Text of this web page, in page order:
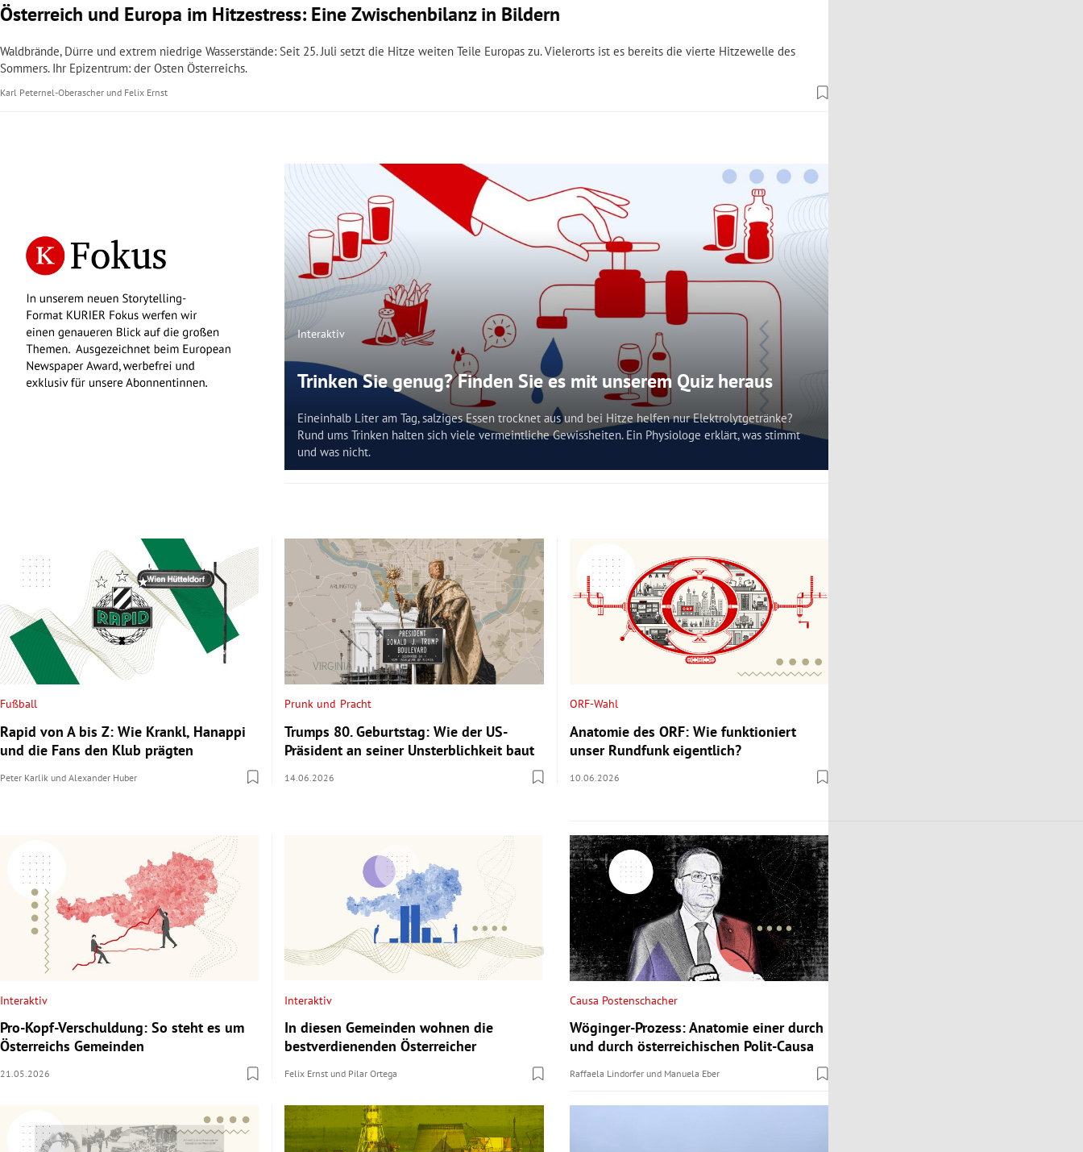
Österreich und Europa im Hitzestress: Eine Zwischenbilanz in Bildern
Waldbrände, Dürre und extrem niedrige Wasserstände: Seit 25. Juli setzt die Hitze weiten Teile Europas zu. Vielerorts ist es bereits die vierte Hitzewelle des
Sommers. Ihr Epizentrum: der Osten Österreichs.
Karl Peternel-Oberascher und Felix Ernst
Interaktiv
Trinken Sie genug? Finden Sie es mit unserem Quiz heraus
Eineinhalb Liter am Tag, salziges Essen trocknet aus und bei Hitze helfen nur Elektrolytgetränke?
Rund ums Trinken halten sich viele vermeintliche Gewissheiten. Ein Physiologe erklärt, was stimmt
und was nicht.
Fußball
Rapid von A bis Z: Wie Krankl, Hanappi
und die Fans den Klub prägten
Peter Karlik und Alexander Huber
Prunk und Pracht
Trumps 80. Geburtstag: Wie der US-
Präsident an seiner Unsterblichkeit baut
14.06.2026
ORF-Wahl
Anatomie des ORF: Wie funktioniert
unser Rundfunk eigentlich?
10.06.2026
Interaktiv
Pro-Kopf-Verschuldung: So steht es um
Österreichs Gemeinden
21.05.2026
Interaktiv
In diesen Gemeinden wohnen die
bestverdienenden Österreicher
Felix Ernst und Pilar Ortega
Causa Postenschacher
Wöginger-Prozess: Anatomie einer durch
und durch österreichischen Polit-Causa
Raffaela Lindorferund Manuela Eber